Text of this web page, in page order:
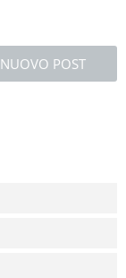
NUOVO POST